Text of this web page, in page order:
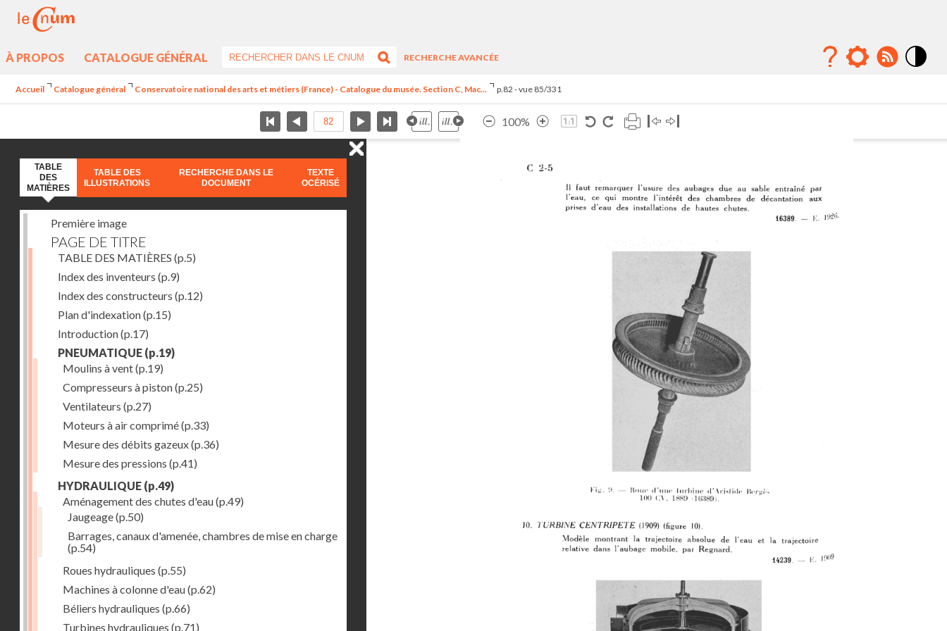
À PROPOS CATALOGUE GÉNÉRAL
RECHERCHE AVANCÉE
Accueil Catalogue général Conservatoire national des arts et métiers (France) - Catalogue du musée. Section C, Mac... p.82 - vue 85/331
100%
TABLE
DES
MATIÈRES
TABLE DES
ILLUSTRATIONS
RECHERCHE DANS LE
DOCUMENT
TEXTE
OCÉRISÉ
Première image
PAGE DE TITRE
TABLE DES MATIÈRES (p.5)
Index des inventeurs (p.9)
Index des constructeurs (p.12)
Plan d'indexation(p.15)
Introduction(p.17)
PNEUMATIQUE (p.19)
Moulins à vent(p.19)
Compresseurs à piston(p.25)
Ventilateurs (p.27)
Moteurs à air comprimé(p.33)
Mesure des débits gazeux(p.36)
Mesure des pressions (p.41)
HYDRAULIQUE (p.49)
Aménagement des chutes d'eau(p.49)
Jaugeage(p.50)
Barrages, canaux d'amenée, chambres de mise en charge
(p.54)
Roues hydrauliques (p.55)
Machines à colonne d'eau(p.62)
Béliers hydrauliques (p.66)
Turbines hydrauliques (p.71)